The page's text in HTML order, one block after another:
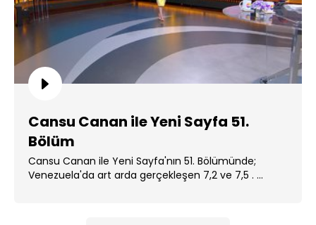
Cansu Canan ile Yeni Sayfa 51.
Bölüm
Cansu Canan ile Yeni Sayfa'nın 51. Bölümünde;
Venezuela'da art arda gerçekleşen 7,2 ve 7,5 . ...